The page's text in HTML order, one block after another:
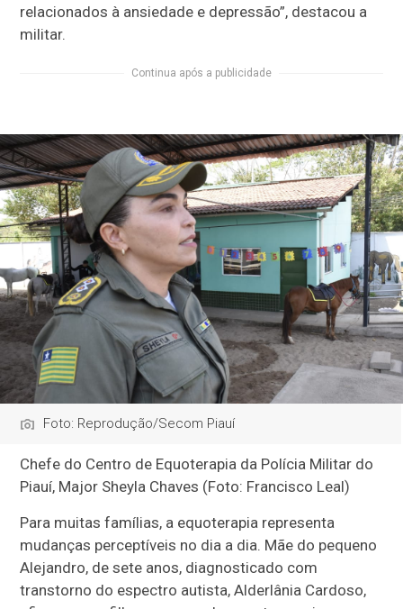
relacionados à ansiedade e depressão”, destacou a
militar.
Continua após a publicidade
Foto: Reprodução/Secom Piauí
Chefe do Centro de Equoterapia da Polícia Militar do
Piauí, Major Sheyla Chaves (Foto: Francisco Leal)
Para muitas famílias, a equoterapia representa
mudanças perceptíveis no dia a dia. Mãe do pequeno
Alejandro, de sete anos, diagnosticado com
transtorno do espectro autista, Alderlânia Cardoso,